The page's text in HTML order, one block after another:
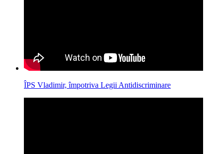
ÎPS Vladimir, împotriva Legii Antidiscriminare